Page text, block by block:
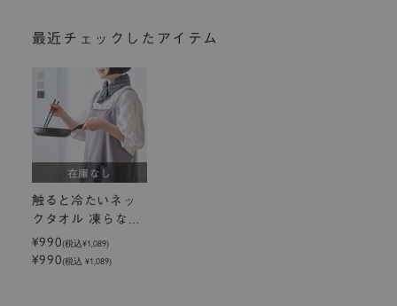
最近チェックしたアイテム
在庫なし
触ると冷たいネッ
クタオル 凍らない
保冷剤付 8×65cm
¥990(税込¥1,089)
¥990(税込 ¥1,089)